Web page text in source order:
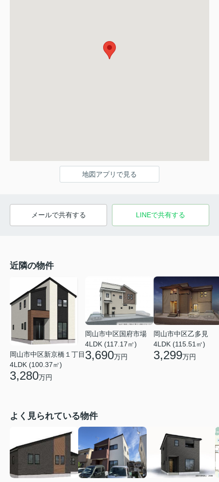
地図アプリで見る
メールで共有する LINEで共有する
近隣の物件
岡山市中区新京橋１丁目
4LDK (100.37㎡)
3,280万円
岡山市中区国府市場
4LDK (117.17㎡)
3,690万円
岡山市中区乙多見
4LDK (115.51㎡)
3,299万円
よく見られている物件